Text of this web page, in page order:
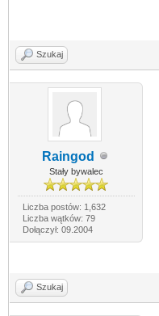
Szukaj
Raingod
Stały bywalec
Liczba postów: 1,632
Liczba wątków: 79
Dołączył: 09.2004
Szukaj